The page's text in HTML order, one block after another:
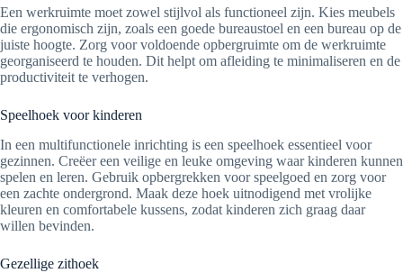
Een werkruimte moet zowel stijlvol als functioneel zijn. Kies meubels
die ergonomisch zijn, zoals een goede bureaustoel en een bureau op de
juiste hoogte. Zorg voor voldoende opbergruimte om de werkruimte
georganiseerd te houden. Dit helpt om afleiding te minimaliseren en de
productiviteit te verhogen.
Speelhoek voor kinderen
In een multifunctionele inrichting is een speelhoek essentieel voor
gezinnen. Creëer een veilige en leuke omgeving waar kinderen kunnen
spelen en leren. Gebruik opbergrekken voor speelgoed en zorg voor
een zachte ondergrond. Maak deze hoek uitnodigend met vrolijke
kleuren en comfortabele kussens, zodat kinderen zich graag daar
willen bevinden.
Gezellige zithoek